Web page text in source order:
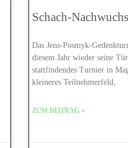
Schach-
Das Jens-Posmyk-
diesem Jahr wieder seine
stattfindendes Turnier in
kleineres Teilnehmerfeld,
ZUM BEITRAG »